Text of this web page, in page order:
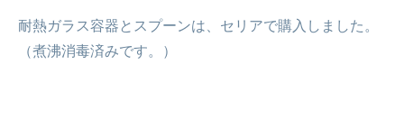
耐熱ガラス容器とスプーンは、セリアで購入しました。
（煮沸消毒済みです。）